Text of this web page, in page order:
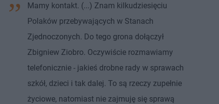
Mamy kontakt. (...) Znam kilkudziesięciu
Polaków przebywających w Stanach
Zjednoczonych. Do tego grona dołączył
Zbigniew Ziobro. Oczywiście rozmawiamy
telefonicznie - jakieś drobne rady w sprawach
szkół, dzieci i tak dalej. To są rzeczy zupełnie
życiowe, natomiast nie zajmuję się sprawą